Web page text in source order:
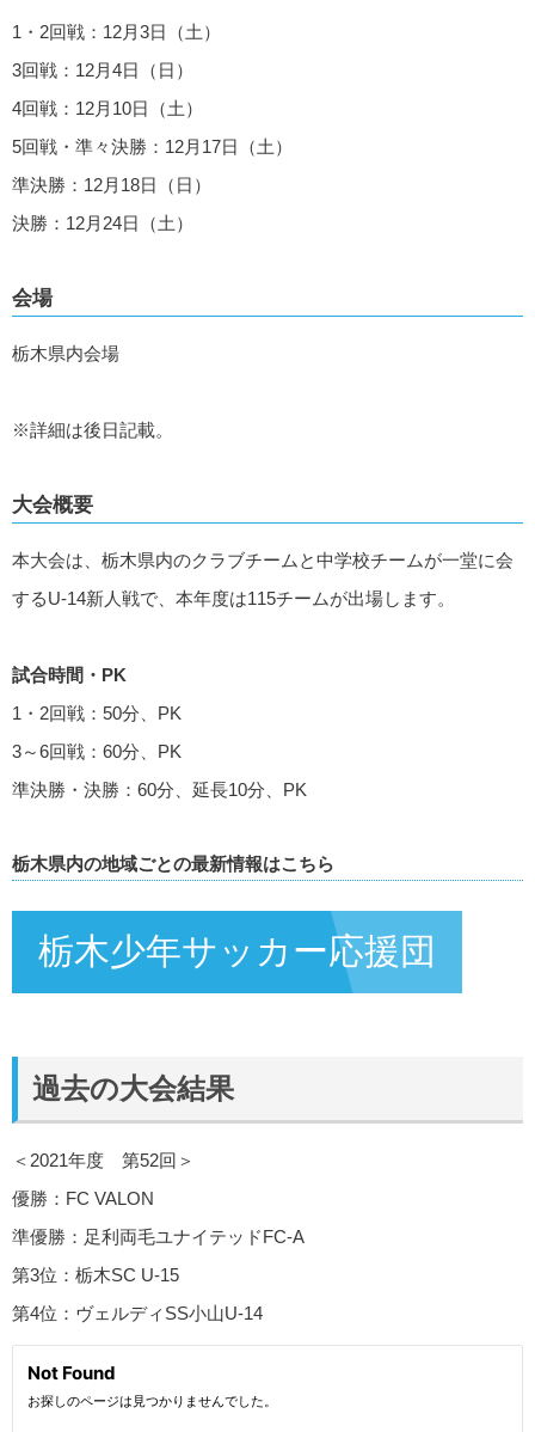
1・2回戦：12月3日（土）
3回戦：12月4日（日）
4回戦：12月10日（土）
5回戦・準々決勝：12月17日（土）
準決勝：12月18日（日）
決勝：12月24日（土）
会場
栃木県内会場
※詳細は後日記載。
大会概要
本大会は、栃木県内のクラブチームと中学校チームが一堂に会
するU-14新人戦で、本年度は115チームが出場します。
試合時間・PK
1・2回戦：50分、PK
3～6回戦：60分、PK
準決勝・決勝：60分、延長10分、PK
栃木県内の地域ごとの最新情報はこちら
栃木少年サッカー応援団
過去の大会結果
＜2021年度 第52回＞
優勝：FC VALON
準優勝：足利両毛ユナイテッドFC-A
第3位：栃木SC U-15
第4位：ヴェルディSS小山U-14